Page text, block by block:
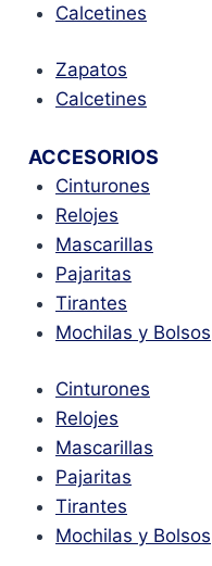
Calcetines
Zapatos
Calcetines
ACCESORIOS
Cinturones
Relojes
Mascarillas
Pajaritas
Tirantes
Mochilas y Bolsos
Cinturones
Relojes
Mascarillas
Pajaritas
Tirantes
Mochilas y Bolsos